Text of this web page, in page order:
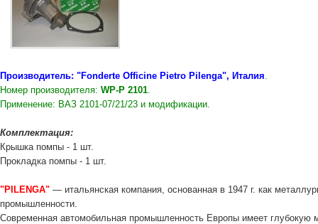
Производитель: "Fonderte Officine Pietro Pilenga", Италия.
Номер производителя: WP-P 2101.
Применение: ВАЗ 2101-07/21/23 и модификации.
Комплектация:
Крышка помпы - 1 шт.
Прокладка помпы - 1 шт.
"PILENGA" — итальянская компания, основанная в 1947 г. как
промышленности.
Современная автомобильная промышленность Европы имеет